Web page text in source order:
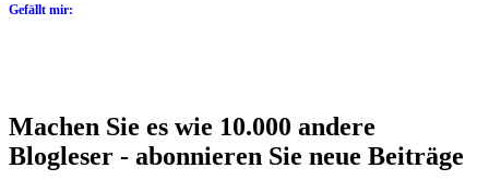
Gefällt mir:
Machen Sie es wie 10.000 andere
Blogleser - abonnieren Sie neue Beiträge